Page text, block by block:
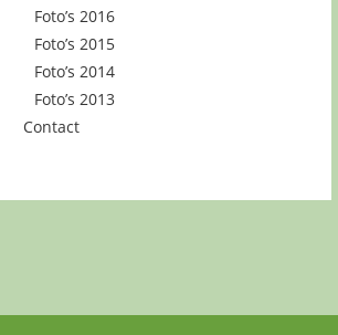
Foto’s 2016
Foto’s 2015
Foto’s 2014
Foto’s 2013
Contact